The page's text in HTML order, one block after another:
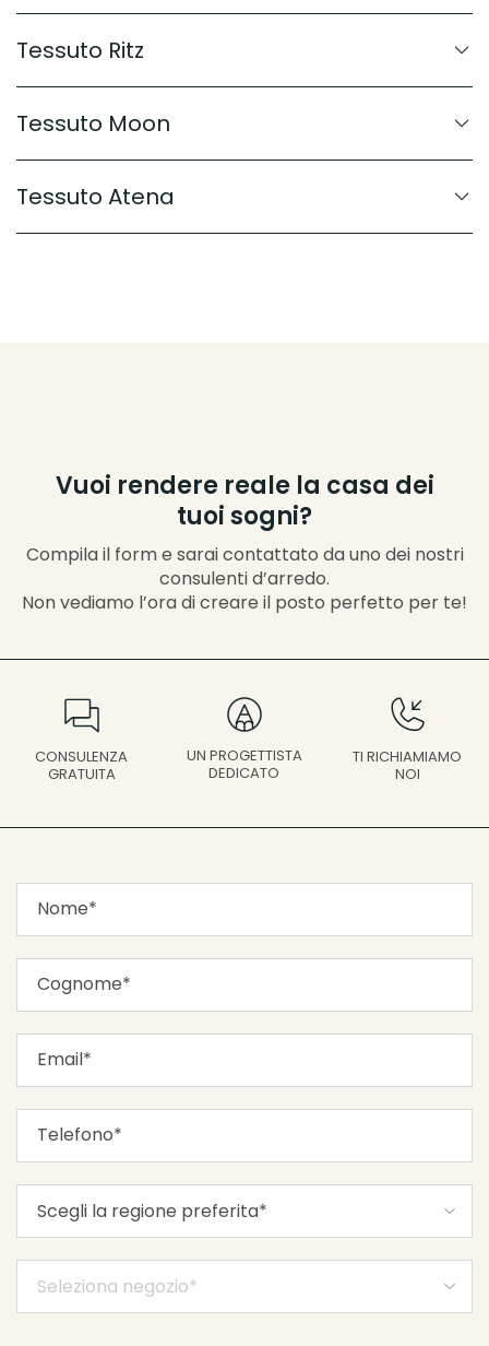
Tessuto Ritz
Tessuto Moon
Tessuto Atena
Vuoi rendere reale la casa dei
tuoi sogni?
Compila il form e sarai contattato da uno dei nostri
consulenti d’arredo.
Non vediamo l’ora di creare il posto perfetto per te!
CONSULENZA
GRATUITA
UN PROGETTISTA
DEDICATO
TI RICHIAMIAMO
NOI